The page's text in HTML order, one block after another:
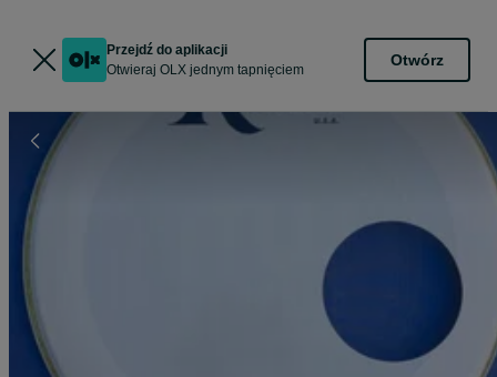
Przejdź do aplikacji
Otwieraj OLX jednym tapnięciem
Otwórz